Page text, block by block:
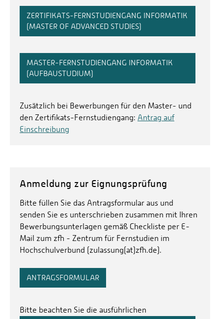
ZERTIFIKATS-FERNSTUDIENGANG INFORMATIK
(MASTER OF ADVANCED STUDIES)
MASTER-FERNSTUDIENGANG INFORMATIK
(AUFBAUSTUDIUM)
Zusätzlich bei Bewerbungen für den Master- und
den Zertifikats-Fernstudiengang: Antrag auf
Einschreibung
Anmeldung zur Eignungsprüfung
Bitte füllen Sie das Antragsformular aus und
senden Sie es unterschrieben zusammen mit Ihren
Bewerbungsunterlagen gemäß Checkliste per E-
Mail zum zfh - Zentrum für Fernstudien im
Hochschulverbund (zulassung(at)zfh.de).
ANTRAGSFORMULAR
Bitte beachten Sie die ausführlichen